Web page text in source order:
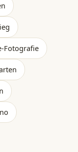
Fotografie